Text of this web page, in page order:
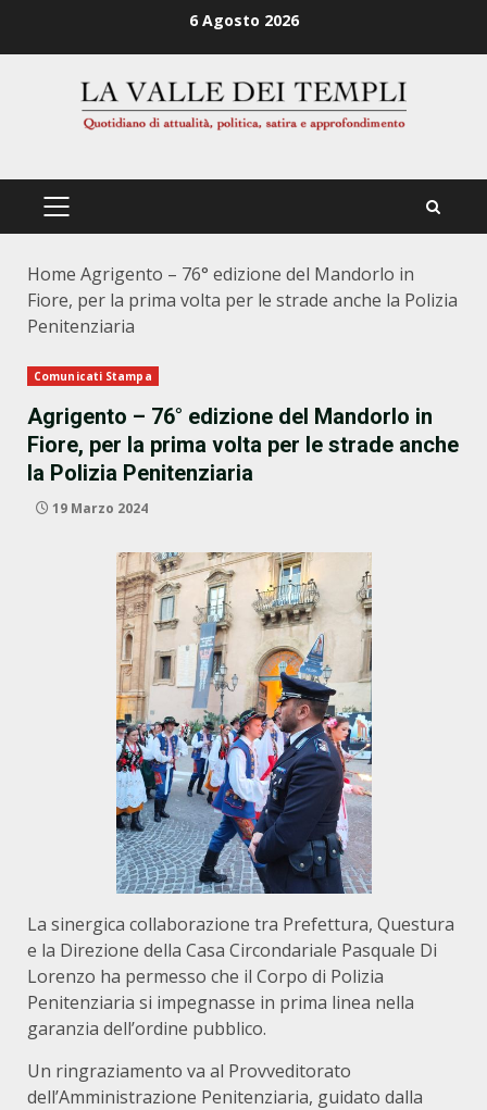
6 Agosto 2026
PRIMÄRES
Home Agrigento – 76° edizione del Mandorlo in
Fiore, per la prima volta per le strade anche la Polizia
Penitenziaria
Comunicati Stampa
Agrigento – 76° edizione del Mandorlo in
Fiore, per la prima volta per le strade anche
la Polizia Penitenziaria
19 Marzo 2024
La sinergica collaborazione tra Prefettura, Questura
e la Direzione della Casa Circondariale Pasquale Di
Lorenzo ha permesso che il Corpo di Polizia
Penitenziaria si impegnasse in prima linea nella
garanzia dell’ordine pubblico.
Un ringraziamento va al Provveditorato
dell’Amministrazione Penitenziaria, guidato dalla